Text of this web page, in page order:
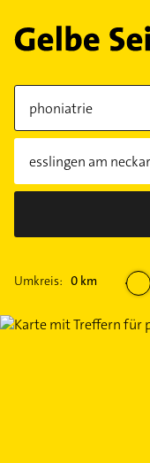
Umkreis: 0 km